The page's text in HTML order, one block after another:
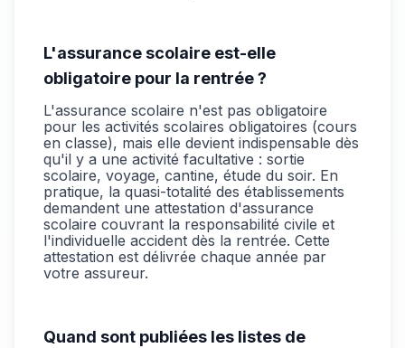
L'assurance scolaire est-elle
obligatoire pour la rentrée ?
L'assurance scolaire n'est pas obligatoire
pour les activités scolaires obligatoires (cours
en classe), mais elle devient indispensable dès
qu'il y a une activité facultative : sortie
scolaire, voyage, cantine, étude du soir. En
pratique, la quasi-totalité des établissements
demandent une attestation d'assurance
scolaire couvrant la responsabilité civile et
l'individuelle accident dès la rentrée. Cette
attestation est délivrée chaque année par
votre assureur.
Quand sont publiées les listes de